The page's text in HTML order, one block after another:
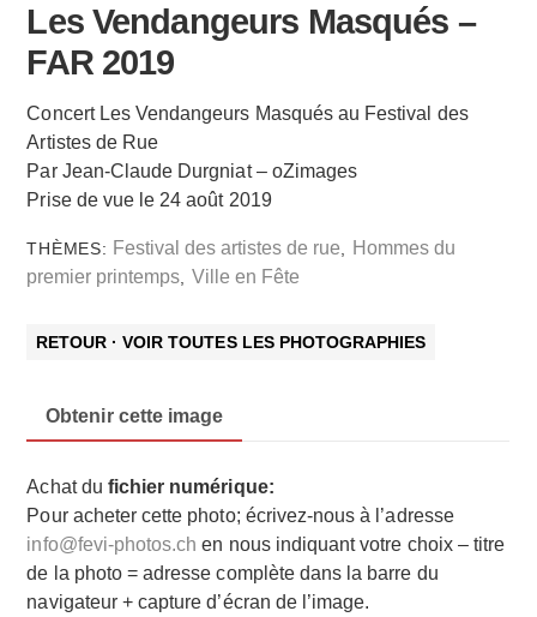
Les Vendangeurs Masqués –
FAR 2019
Concert Les Vendangeurs Masqués au Festival des
Artistes de Rue
Par Jean-Claude Durgniat – oZimages
Prise de vue le 24 août 2019
THÈMES: Festival des artistes de rue
Hommes du
premier printemps Ville en Fête
RETOUR · VOIR TOUTES LES PHOTOGRAPHIES
Obtenir cette image
Achat du fichier numérique:
Pour acheter cette photo; écrivez-nous à l’adresse
info@fevi-photos.ch en nous indiquant votre choix – titre
de la photo = adresse complète dans la barre du
navigateur + capture d’écran de l’image.